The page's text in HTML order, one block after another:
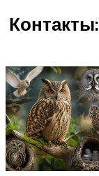
Контакты: